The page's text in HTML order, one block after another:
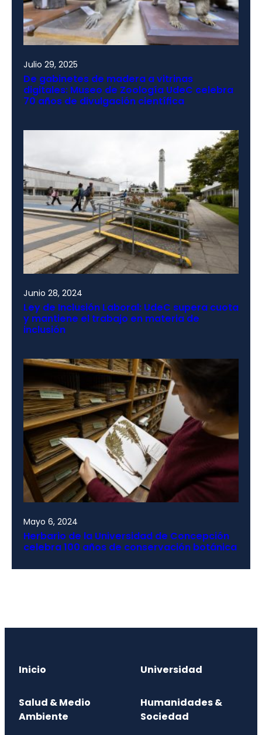
Julio 29, 2025
De gabinetes de madera a vitrinas
digitales: Museo de Zoología UdeC celebra
70 años de divulgación científica
Junio 28, 2024
Ley de Inclusión Laboral: UdeC supera cuota
y mantiene el trabajo en materia de
inclusión
Mayo 6, 2024
Herbario de la Universidad de Concepción
celebra 100 años de conservación botánica
Inicio Universidad
Salud & Medio
Ambiente
Humanidades &
Sociedad